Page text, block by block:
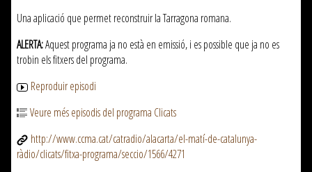
Una aplicació que permet reconstruir la Tarragona romana.
ALERTA:Aquest programa ja no està en emissió, i es possible que ja no es
trobin els fitxers del programa.
Reproduir episodi
Veure més episodis del programa Clicats
http://www.ccma.cat/catradio/alacarta/el-matí-de-catalunya-
ràdio/clicats/fitxa-programa/seccio/1566/4271